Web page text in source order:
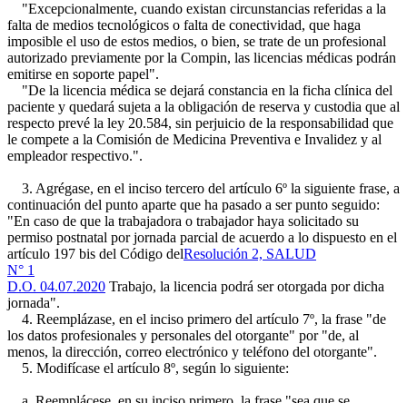
"Excepcionalmente, cuando existan circunstancias referidas a la
falta de medios tecnológicos o falta de conectividad, que haga
imposible el uso de estos medios, o bien, se trate de un profesional
autorizado previamente por la Compin, las licencias médicas podrán
emitirse en soporte papel".
"De la licencia médica se dejará constancia en la ficha clínica del
paciente y quedará sujeta a la obligación de reserva y custodia que al
respecto prevé la ley 20.584, sin perjuicio de la responsabilidad que
le compete a la Comisión de Medicina Preventiva e Invalidez y al
empleador respectivo.".
3. Agrégase, en el inciso tercero del artículo 6º la siguiente frase, a
continuación del punto aparte que ha pasado a ser punto seguido:
"En caso de que la trabajadora o trabajador haya solicitado su
permiso postnatal por jornada parcial de acuerdo a lo dispuesto en el
artículo 197 bis del Código delResolución 2, SALUD
N° 1
D.O. 04.07.2020 Trabajo, la licencia podrá ser otorgada por dicha
jornada".
4. Reemplázase, en el inciso primero del artículo 7º, la frase "de
los datos profesionales y personales del otorgante" por "de, al
menos, la dirección, correo electrónico y teléfono del otorgante".
5. Modifícase el artículo 8º, según lo siguiente: